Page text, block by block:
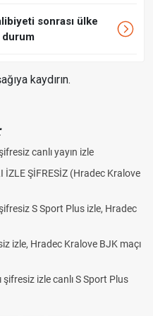
sonrası ülke
durum
kaydırın.
- Beşiktaş maçı şifresiz izle
Beşiktaş maçı şifresiz
Trivela Vuruşu Nasıl Yapılır?
Kalecilikte Plonjon Hareketi